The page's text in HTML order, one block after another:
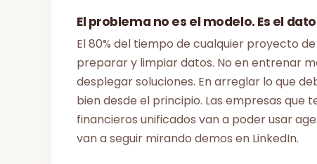
El problema no es el modelo. Es el
El 80% del tiempo de cualquier proyecto
preparar y limpiar datos. No en entrenar
desplegar soluciones. En arreglar lo que
bien desde el principio. Las empresas que
financieros unificados van a poder usar
van a seguir mirando demos en LinkedIn.